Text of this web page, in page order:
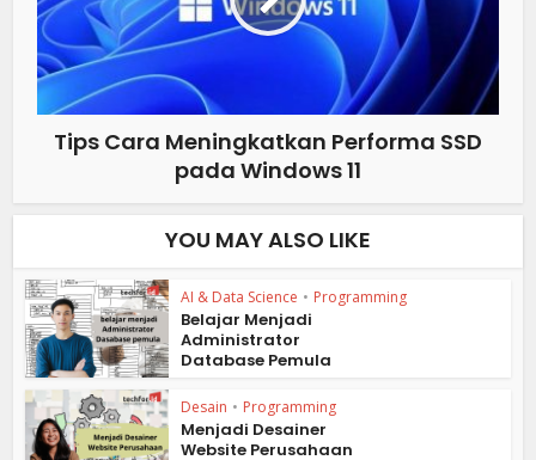
Tips Cara Meningkatkan Performa SSD
pada Windows 11
YOU MAY ALSO LIKE
AI & Data Science • Programming
Belajar Menjadi
Administrator
Database Pemula
Desain • Programming
Menjadi Desainer
Website Perusahaan